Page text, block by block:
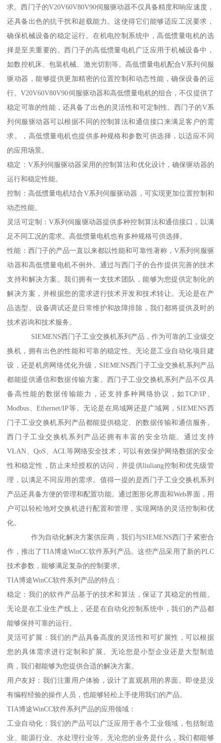
求。西门子的V20V60V80V90伺服驱动器不仅具备精度和响应速度，
还具备出色的抗干扰和超载能力。这使得它们能够适应工况要求，
确保机械设备的稳定运行。在机电控制系统中，高低惯量电机的选
择是至关重要的。西门子的高低惯量电机广泛应用于机械设备中，
如数控机床、包装机械、激光切割等。高低惯量电机配合V系列伺服
驱动器，能够提供更加精密的位置控制和动态性能，确保设备的运
行。V20V60V80V90伺服驱动器和高低惯量电机的组合，不仅提供了
稳定可靠的性能，还具备了出色的灵活性和可定制性。西门子的V系
列伺服驱动器可以根据不同的控制算法和通信接口来满足客户的需
求。，高低惯量电机也提供多种规格和参数可供选择，以适应不同
的应用场景。
稳定：V系列伺服驱动器采用的控制算法和优化设计，确保驱动器的
运行和稳定性能。
控制：高低惯量电机结合V系列伺服驱动器，可实现更加位置控制和
动态性能。
灵活可定制：V系列伺服驱动器提供多种控制算法和通信接口，以满
足不同工况的需求。高低惯量电机也有多种规格可供选择。
性能：西门子的产品一直以来都以性能和可靠性著称，V系列伺服驱
动器和高低惯量电机不例外。通过与西门子的合作提供完善的技术
支持和解决方案。我们拥有一支技术团队，能够为您提供定制化的
解决方案，并根据您的需求进行技术开发和技术转让。无论是在产
品选型、设备调试还是日常维护和故障排除，我们都将提供及时的
技术咨询和技术服务。
SIEMENS西门子工业交换机系列产品，作为可靠的工业级交
换机，拥有出色的性能和可靠的稳定性。无论是工业自动化项目建
设，还是机房网络优化升级，SIEMENS西门子工业交换机系列产品
都能提供通信和数据传输方案。西门子工业交换机系列产品不仅具
备高性能的数据传输能力，还支持多种网络协议，如TCP/IP、
Modbus、Ethernet/IP等。无论是在局域网还是广域网，SIEMENS西
门子工业交换机系列产品都能提供稳定、的数据传输和通信服务。
西门子工业交换机系列产品还拥有丰富的安全功能。通过支持
VLAN、QoS、ACL等网络安全技术，可以有效保护网络数据的安全
性和稳定性，防止未经授权的访问，并提供liuliang控制和优先级管
理，以满足不同应用的需求。值得一提的是西门子工业交换机系列
产品还具备方便的管理和配置功能。通过图形化界面和Web界面，用
户可以轻松地对交换机进行配置和管理，实现网络的灵活控制和优
化。
作为自动化解决方案供应商，我们与SIEMENS西门子紧密合
作，推出了TIA博途WinCC软件系列产品。这些产品采用了新的PLC
技术参数，能够满足复杂的控制要求。
TIA博途WinCC软件系列产品的特点：
稳定：我们的软件产品基于的技术和算法，保证了其稳定的性能。
无论是在工业生产线上，还是在自动化控制系统中，我们的产品都
能够保持可靠的运行。
灵活可扩展：我们的产品具备高度的灵活性和可扩展性，可以根据
您的具体需求进行定制和扩展。无论您是小型企业还是大型制造
商，我们都能够为您提供合适的解决方案。
用户友好：我们注重用户体验，设计了直观易用的界面。即使是没
有编程经验的操作人员，也能够轻松上手使用我们的产品。
TIA博途WinCC软件系列产品的应用领域：
工业自动化：我们的产品可以广泛应用于各个工业领域，包括制造
业、能源行业、水处理行业等。无论您的业务是什么，我们都能够